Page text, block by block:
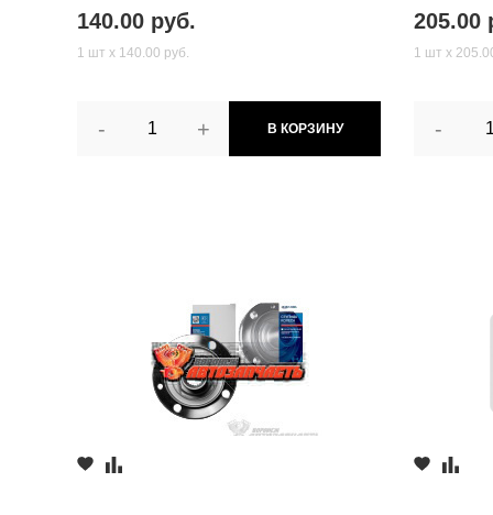
140.00 руб.
1 шт х 140.00 руб.
- + В КОРЗИНУ
205.00
1 шт х
-